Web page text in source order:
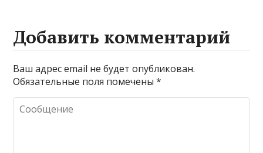
Добавить комментарий
Ваш адрес email не будет опубликован.
Обязательные поля помечены*